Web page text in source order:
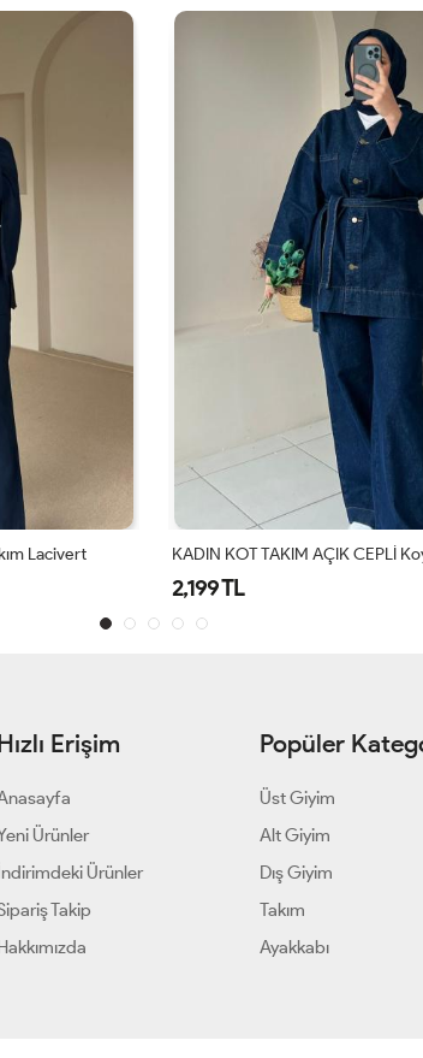
Lacivert KADIN KOT TAKIM AÇIK CEPLİ
2,199 TL
Erişim
Ürünler
Ürünler
Takip
Popüler
Üst Giyim
Alt Giyim
Dış Giyim
Takım
Ayakkabı